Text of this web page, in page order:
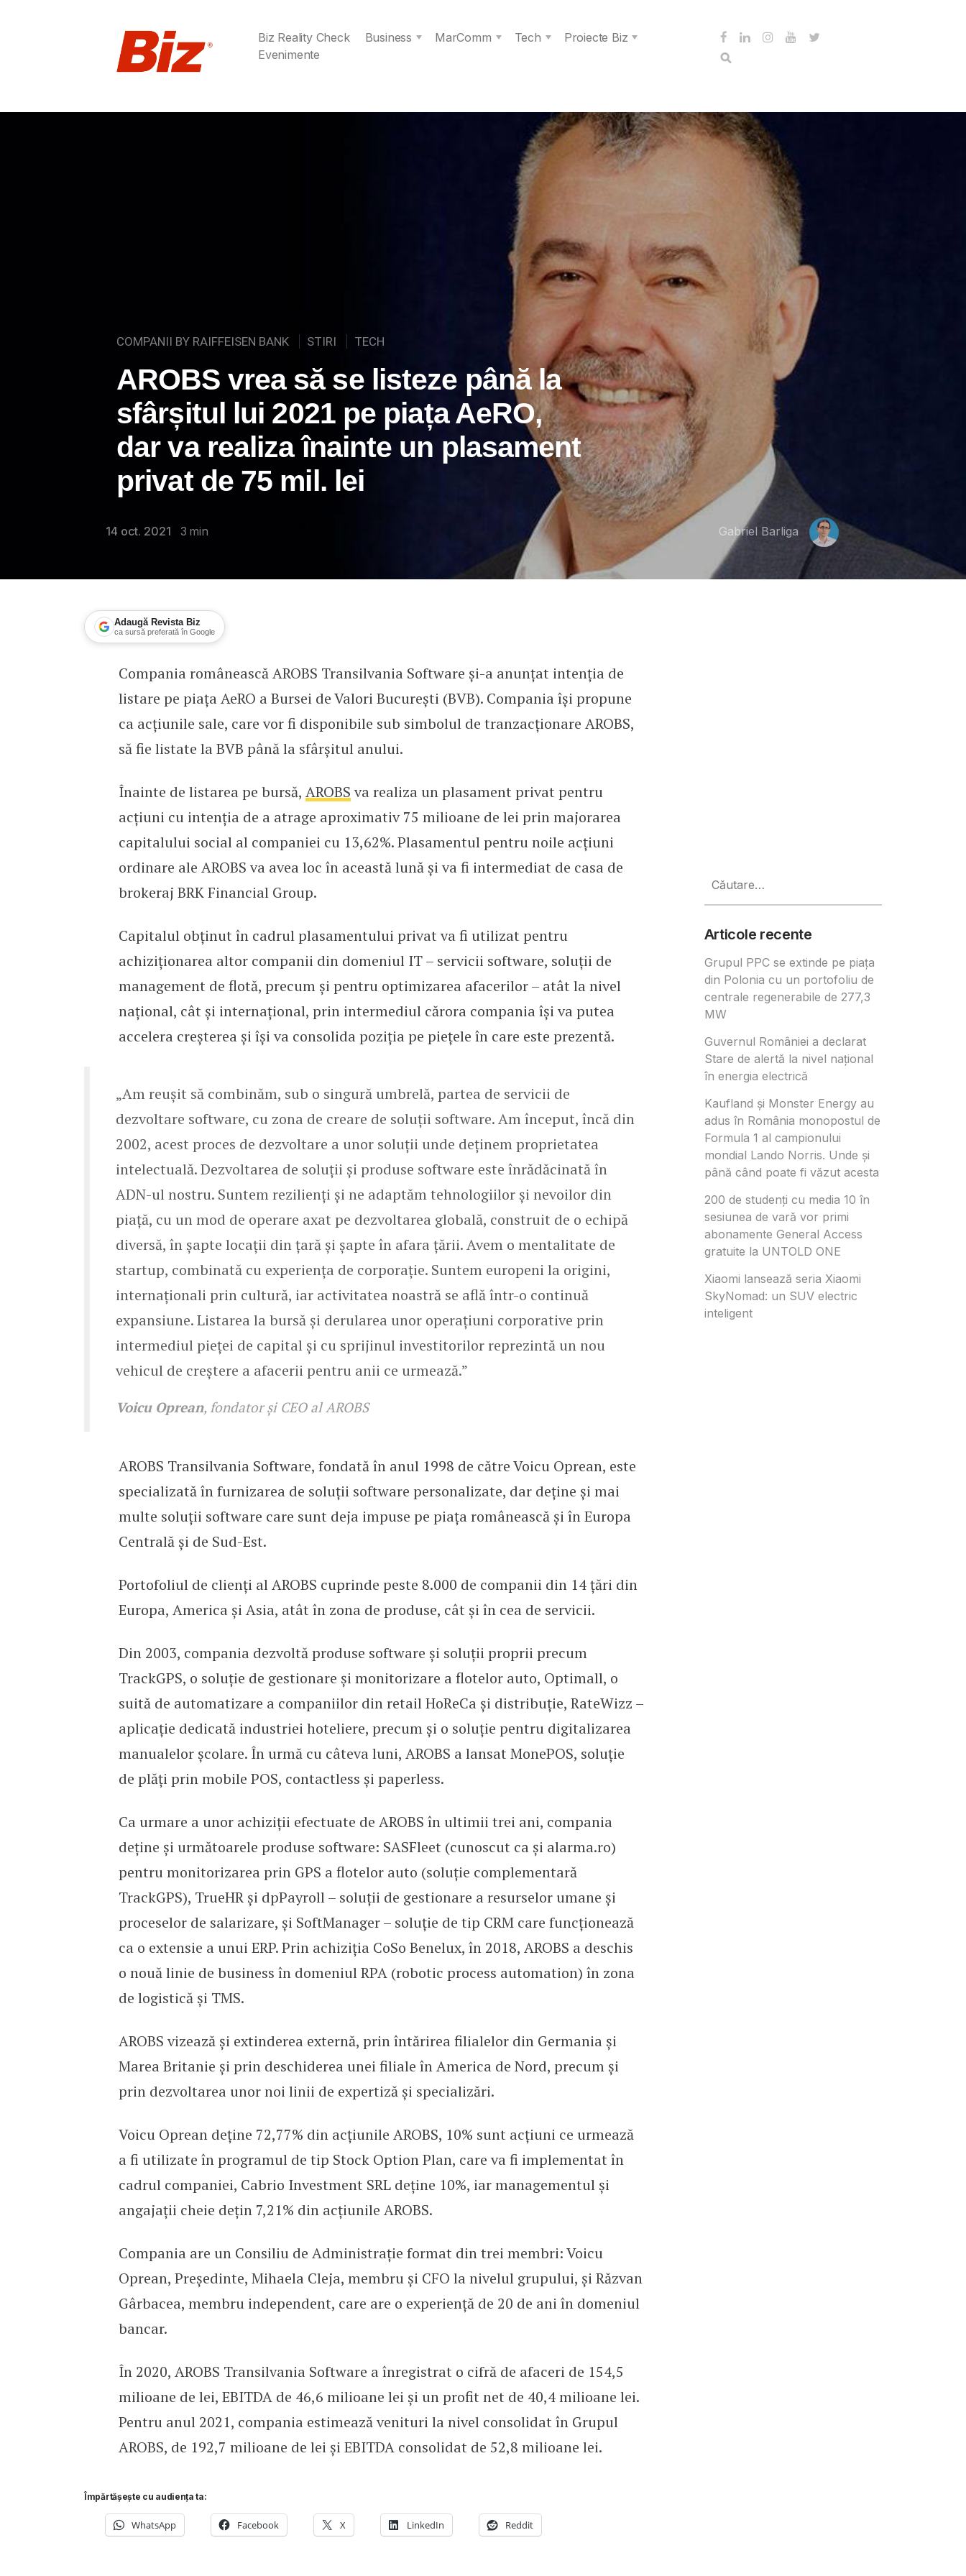
Biz Reality Check Business MarComm Tech
Proiecte Biz
Evenimente
COMPANII BY RAIFFEISEN BANK STIRI TECH
AROBS vrea să se listeze până la
sfârșitul lui 2021 pe piața AeRO,
dar va realiza înainte un plasament
privat de 75 mil. lei
14 oct. 2021 3 min Gabriel Barliga
Adaugă Revista Biz
ca sursă preferată în Google
AROBS vrea să se listeze până la sfârșitul lui 2021 pe piața AeRO, dar va realiza înainte
Compania românească AROBS Transilvania Software și-a anunțat intenția de
listare pe piața AeRO a Bursei de Valori București (BVB). Compania își propune
ca acțiunile sale, care vor fi disponibile sub simbolul de tranzacționare AROBS,
să fie listate la BVB până la sfârșitul anului.
Înainte de listarea pe bursă, AROBS va realiza un plasament privat pentru
acțiuni cu intenția de a atrage aproximativ 75 milioane de lei prin majorarea
capitalului social al companiei cu 13,62%. Plasamentul pentru noile acțiuni
ordinare ale AROBS va avea loc în această lună și va fi intermediat de casa de
brokeraj BRK Financial Group.
Capitalul obținut în cadrul plasamentului privat va fi utilizat pentru
achiziționarea altor companii din domeniul IT – servicii software, soluții de
management de flotă, precum și pentru optimizarea afacerilor – atât la nivel
național, cât și internațional, prin intermediul cărora compania își va putea
accelera creșterea și își va consolida poziția pe piețele în care este prezentă.
„Am reușit să combinăm, sub o singură umbrelă, partea de servicii de
dezvoltare software, cu zona de creare de soluții software. Am început, încă din
2002, acest proces de dezvoltare a unor soluții unde deținem proprietatea
intelectuală. Dezvoltarea de soluții și produse software este înrădăcinată în
ADN-ul nostru. Suntem rezilienți și ne adaptăm tehnologiilor și nevoilor din
piață, cu un mod de operare axat pe dezvoltarea globală, construit de o echipă
diversă, în șapte locații din țară și șapte în afara țării. Avem o mentalitate de
startup, combinată cu experiența de corporație. Suntem europeni la origini,
internaționali prin cultură, iar activitatea noastră se află într-o continuă
expansiune. Listarea la bursă și derularea unor operațiuni corporative prin
intermediul pieței de capital și cu sprijinul investitorilor reprezintă un nou
vehicul de creștere a afacerii pentru anii ce urmează.”
Voicu Oprean, fondator și CEO al AROBS
AROBS Transilvania Software, fondată în anul 1998 de către Voicu Oprean, este
specializată în furnizarea de soluții software personalizate, dar deține și mai
multe soluții software care sunt deja impuse pe piața românească și în Europa
Centrală și de Sud-Est.
Portofoliul de clienți al AROBS cuprinde peste 8.000 de companii din 14 țări din
Europa, America și Asia, atât în zona de produse, cât și în cea de servicii.
Din 2003, compania dezvoltă produse software și soluții proprii precum
TrackGPS, o soluție de gestionare și monitorizare a flotelor auto, Optimall, o
suită de automatizare a companiilor din retail HoReCa și distribuție, RateWizz –
aplicație dedicată industriei hoteliere, precum și o soluție pentru digitalizarea
manualelor școlare. În urmă cu câteva luni, AROBS a lansat MonePOS, soluție
de plăți prin mobile POS, contactless și paperless.
Ca urmare a unor achiziții efectuate de AROBS în ultimii trei ani, compania
deține și următoarele produse software: SASFleet (cunoscut ca și alarma.ro)
pentru monitorizarea prin GPS a flotelor auto (soluție complementară
TrackGPS), TrueHR și dpPayroll – soluții de gestionare a resurselor umane și
proceselor de salarizare, și SoftManager – soluție de tip CRM care funcționează
ca o extensie a unui ERP. Prin achiziția CoSo Benelux, în 2018, AROBS a deschis
o nouă linie de business în domeniul RPA (robotic process automation) în zona
de logistică și TMS.
AROBS vizează și extinderea externă, prin întărirea filialelor din Germania și
Marea Britanie și prin deschiderea unei filiale în America de Nord, precum și
prin dezvoltarea unor noi linii de expertiză și specializări.
Voicu Oprean deține 72,77% din acțiunile AROBS, 10% sunt acțiuni ce urmează
a fi utilizate în programul de tip Stock Option Plan, care va fi implementat în
cadrul companiei, Cabrio Investment SRL deține 10%, iar managementul și
angajații cheie dețin 7,21% din acțiunile AROBS.
Compania are un Consiliu de Administrație format din trei membri: Voicu
Oprean, Președinte, Mihaela Cleja, membru și CFO la nivelul grupului, și Răzvan
Gârbacea, membru independent, care are o experiență de 20 de ani în domeniul
bancar.
În 2020, AROBS Transilvania Software a înregistrat o cifră de afaceri de 154,5
milioane de lei, EBITDA de 46,6 milioane lei și un profit net de 40,4 milioane lei.
Pentru anul 2021, compania estimează venituri la nivel consolidat în Grupul
AROBS, de 192,7 milioane de lei și EBITDA consolidat de 52,8 milioane lei.
Împărtășește cu audiența ta:
WhatsApp Facebook X LinkedIn Reddit
după:
Articole recente
Grupul PPC se extinde pe piața
din Polonia cu un portofoliu de
centrale regenerabile de 277,3
MW
Guvernul României a declarat
Stare de alertă la nivel național
în energia electrică
Kaufland și Monster Energy au
adus în România monopostul de
Formula 1 al campionului
mondial Lando Norris. Unde și
până când poate fi văzut acesta
200 de studenți cu media 10 în
sesiunea de vară vor primi
abonamente General Access
gratuite la UNTOLD ONE
Xiaomi lansează seria Xiaomi
SkyNomad: un SUV electric
inteligent